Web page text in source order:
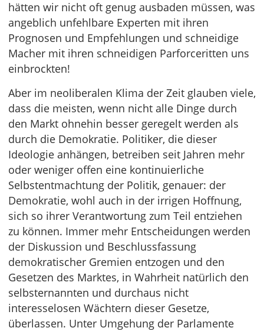
hätten wir nicht oft genug ausbaden müssen, was
angeblich unfehlbare Experten mit ihren
Prognosen und Empfehlungen und schneidige
Macher mit ihren schneidigen Parforceritten uns
einbrockten!
Aber im neoliberalen Klima der Zeit glauben viele,
dass die meisten, wenn nicht alle Dinge durch
den Markt ohnehin besser geregelt werden als
durch die Demokratie. Politiker, die dieser
Ideologie anhängen, betreiben seit Jahren mehr
oder weniger offen eine kontinuierliche
Selbstentmachtung der Politik, genauer: der
Demokratie, wohl auch in der irrigen Hoffnung,
sich so ihrer Verantwortung zum Teil entziehen
zu können. Immer mehr Entscheidungen werden
der Diskussion und Beschlussfassung
demokratischer Gremien entzogen und den
Gesetzen des Marktes, in Wahrheit natürlich den
selbsternannten und durchaus nicht
interesselosen Wächtern dieser Gesetze,
überlassen. Unter Umgehung der Parlamente